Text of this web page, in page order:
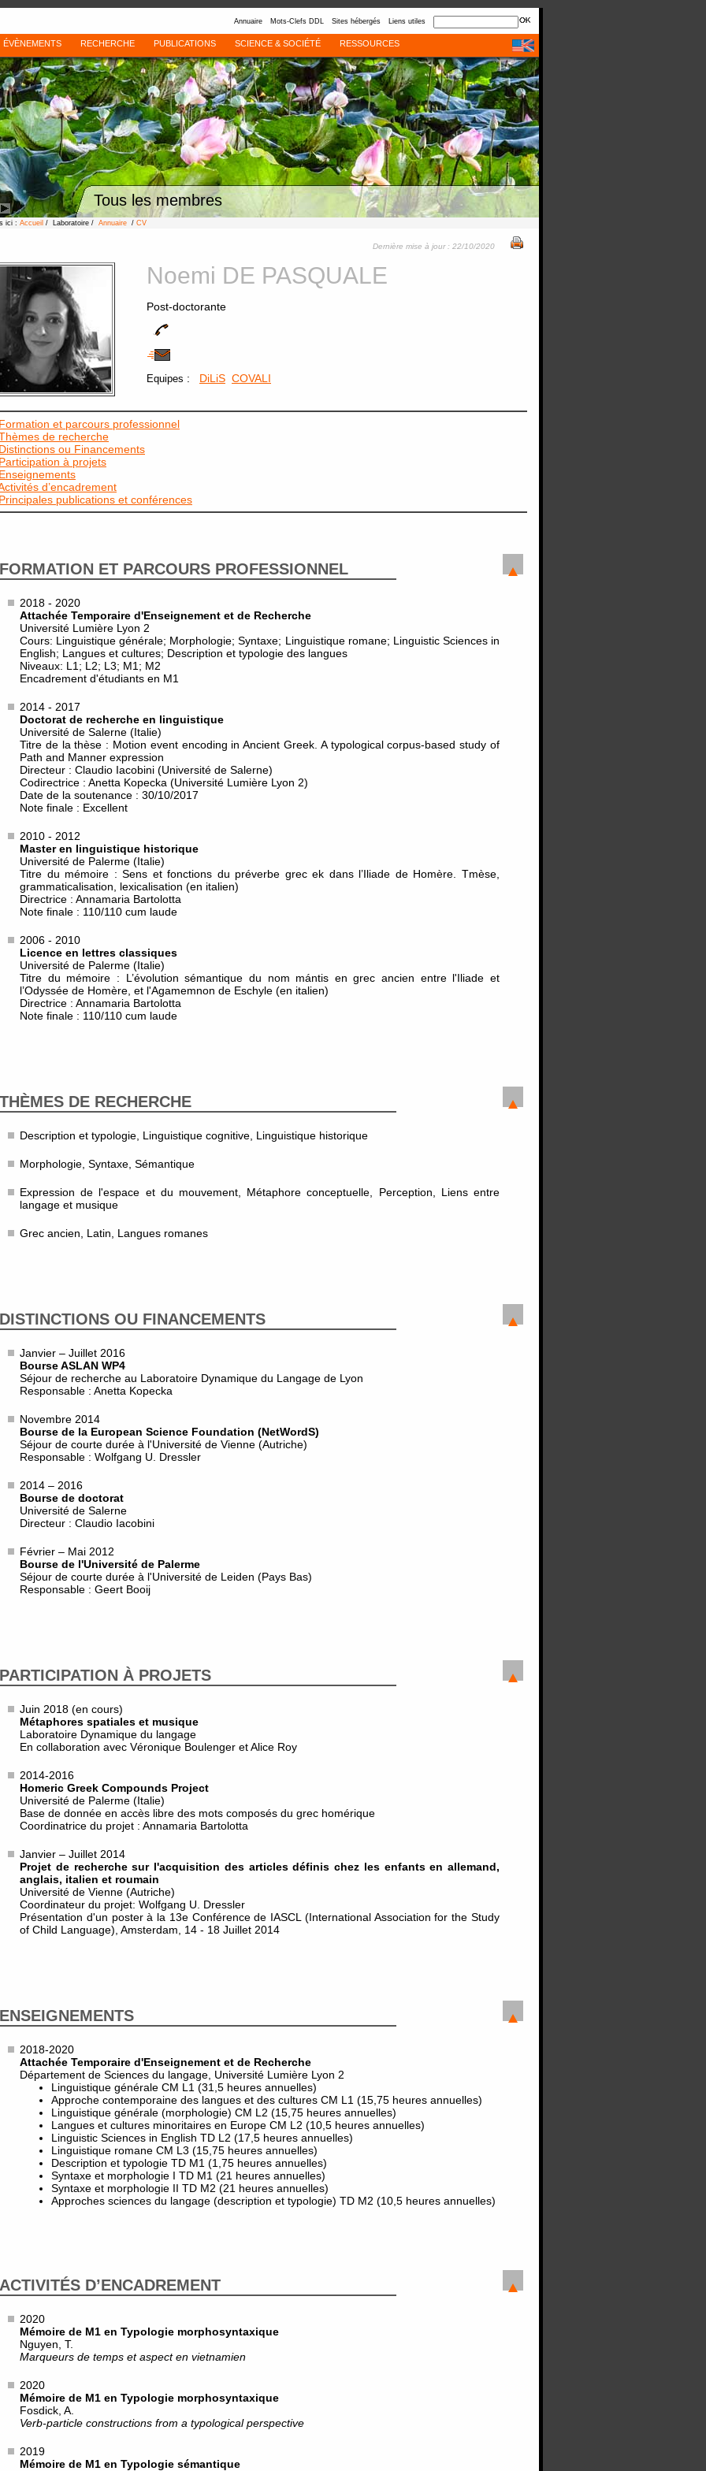
Annuaire Mots-Clefs DDL Sites hébergés Liens utiles
ÉVÈNEMENTS RECHERCHE PUBLICATIONS SCIENCE & SOCIÉTÉ RESSOURCES
Tous les membres
ici : Accueil / Laboratoire / Annuaire / CV
Dernière mise à jour : 22/10/2020
Noemi DE PASQUALE
Post-doctorante
Equipes : DiLiS COVALI
Formation et parcours professionnel
de recherche
Distinctions ou Financements
Participation à projets
Enseignements
d’encadrement
Principales publications et conférences
FORMATION ET PARCOURS PROFESSIONNEL
2018 - 2020
Attachée Temporaire d'Enseignement et de Recherche
Université Lumière Lyon 2
Cours: Linguistique générale; Morphologie; Syntaxe; Linguistique romane; Linguistic Sciences in
English; Langues et cultures; Description et typologie des langues
Niveaux: L1; L2; L3; M1; M2
Encadrement d'étudiants en M1
2014 - 2017
Doctorat de recherche en linguistique
Université de Salerne (Italie)
Titre de la thèse : Motion event encoding in Ancient Greek. A typological corpus-based study of
Path and Manner expression
Directeur : Claudio Iacobini (Université de Salerne)
Codirectrice : Anetta Kopecka (Université Lumière Lyon 2)
Date de la soutenance : 30/10/2017
Note finale : Excellent
2010 - 2012
Master en linguistique historique
Université de Palerme (Italie)
Titre du mémoire : Sens et fonctions du préverbe grec ek dans l’Iliade de Homère. Tmèse,
grammaticalisation, lexicalisation (en italien)
Directrice : Annamaria Bartolotta
Note finale : 110/110 cum laude
2006 - 2010
Licence en lettres classiques
Université de Palerme (Italie)
Titre du mémoire : L’évolution sémantique du nom mántis en grec ancien entre l'Iliade et
l’Odyssée de Homère, et l'Agamemnon de Eschyle (en italien)
Directrice : Annamaria Bartolotta
Note finale : 110/110 cum laude
THÈMES DE RECHERCHE
Description et typologie, Linguistique cognitive, Linguistique historique
Morphologie, Syntaxe, Sémantique
Expression de l'espace et du mouvement, Métaphore conceptuelle, Perception, Liens entre
langage et musique
Grec ancien, Latin, Langues romanes
DISTINCTIONS OU FINANCEMENTS
Janvier – Juillet 2016
Bourse ASLAN WP4
Séjour de recherche au Laboratoire Dynamique du Langage de Lyon
Responsable : Anetta Kopecka
Novembre 2014
Bourse de la European Science Foundation (NetWordS)
Séjour de courte durée à l'Université de Vienne (Autriche)
Responsable : Wolfgang U. Dressler
2014 – 2016
Bourse de doctorat
Université de Salerne
Directeur : Claudio Iacobini
Février – Mai 2012
Bourse de l'Université de Palerme
Séjour de courte durée à l'Université de Leiden (Pays Bas)
Responsable : Geert Booij
PARTICIPATION À PROJETS
Juin 2018 (en cours)
Métaphores spatiales et musique
Laboratoire Dynamique du langage
En collaboration avec Véronique Boulenger et Alice Roy
2014-2016
Homeric Greek Compounds Project
Université de Palerme (Italie)
Base de donnée en accès libre des mots composés du grec homérique
Coordinatrice du projet : Annamaria Bartolotta
Janvier – Juillet 2014
Projet de recherche sur l'acquisition des articles définis chez les enfants en allemand,
anglais, italien et roumain
Université de Vienne (Autriche)
Coordinateur du projet: Wolfgang U. Dressler
Présentation d'un poster à la 13e Conférence de IASCL (International Association for the Study
of Child Language), Amsterdam, 14 - 18 Juillet 2014
ENSEIGNEMENTS
2018-2020
Attachée Temporaire d'Enseignement et de Recherche
Département de Sciences du langage, Université Lumière Lyon 2
Linguistique générale CM L1 (31,5 heures annuelles)
Approche contemporaine des langues et des cultures CM L1 (15,75 heures annuelles)
Linguistique générale (morphologie) CM L2 (15,75 heures annuelles)
Langues et cultures minoritaires en Europe CM L2 (10,5 heures annuelles)
Linguistic Sciences in English TD L2 (17,5 heures annuelles)
Linguistique romane CM L3 (15,75 heures annuelles)
Description et typologie TD M1 (1,75 heures annuelles)
Syntaxe et morphologie I TD M1 (21 heures annuelles)
Syntaxe et morphologie II TD M2 (21 heures annuelles)
Approches sciences du langage (description et typologie) TD M2 (10,5 heures annuelles)
ACTIVITÉS D’ENCADREMENT
2020
Mémoire de M1 en Typologie morphosyntaxique
Nguyen, T.
Marqueurs de temps et aspect en vietnamien
2020
Mémoire de M1 en Typologie morphosyntaxique
Fosdick, A.
Verb-particle constructions from a typological perspective
2019
Mémoire de M1 en Typologie sémantique